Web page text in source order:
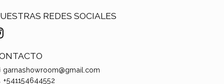
REDES SOCIALES
garnashowroom@gmail.com
+541154644552